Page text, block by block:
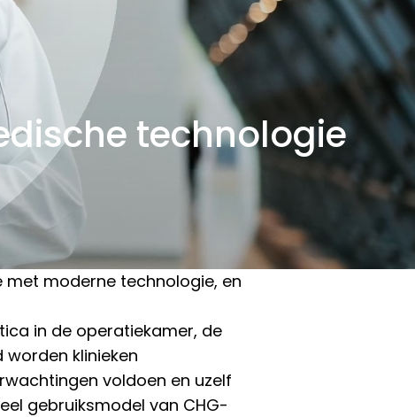
technologie
moderne technologie, en
in de operatiekamer, de
klinieken
voldoen en uzelf
gebruiksmodel van CHG-